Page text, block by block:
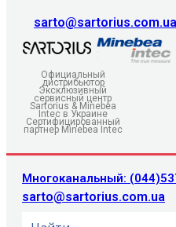
sarto@sartorius.com.ua
Официальный
дистрибьютор
Эксклюзивный
сервисный центр
Sartorius & Minebea
Intec в Украине
Сертифицированный
партнер Minebea Intec
Многоканальный:
sarto@sartorius.com.ua